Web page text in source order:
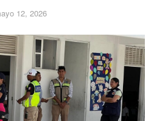
12, 2026